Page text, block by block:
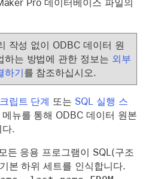
Pro 데이터베이스 파일의
작성 없이 ODBC 데이터 원
하는 방법에 관한 정보는 외부
하기를 참조하십시오.
립트 단계 또는 SQL 실행 스
메뉴를 통해 ODBC 데이터 원본
다.
든 응용 프로그램이 SQL(구조
본 하위 세트를 인식합니다.